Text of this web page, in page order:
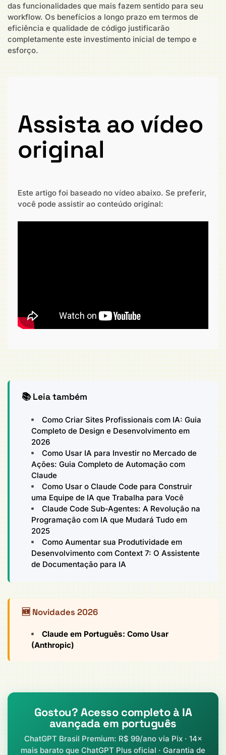
das funcionalidades que mais fazem sentido para seu
workflow. Os benefícios a longo prazo em termos de
eficiência e qualidade de código justificarão
completamente este investimento inicial de tempo e
esforço.
Assista ao vídeo
original
Este artigo foi baseado no vídeo abaixo. Se preferir,
você pode assistir ao conteúdo original:
📚 Leia também
Como Criar Sites Profissionais com IA: Guia
Completo de Design e Desenvolvimento em
2026
Como Usar IA para Investir no Mercado de
Ações: Guia Completo de Automação com
Claude
Como Usar o Claude Code para Construir
uma Equipe de IA que Trabalha para Você
Claude Code Sub-Agentes: A Revolução na
Programação com IA que Mudará Tudo em
2025
Como Aumentar sua Produtividade em
Desenvolvimento com Context 7: O Assistente
de Documentação para IA
🆕 Novidades 2026
Claude em Português: Como Usar
(Anthropic)
Gostou? Acesso completo à IA
avançada em português
ChatGPT Brasil Premium: R$ 99/ano via Pix · 14×
mais barato que ChatGPT Plus oficial · Garantia de